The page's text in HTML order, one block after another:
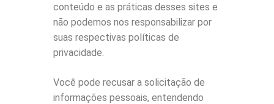
conteúdo e as práticas desses sites e
não podemos nos responsabilizar por
suas respectivas políticas de
privacidade.
Você pode recusar a solicitação de
informações pessoais, entendendo